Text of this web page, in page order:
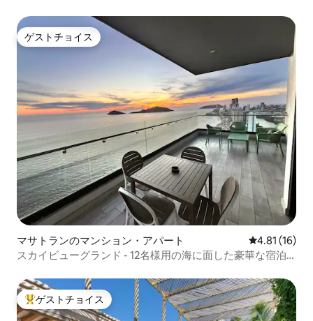
ゲストチョイス
ゲストチョイス
マサトランのマンション・アパート レビュー16
4.81 (16)
スカイビューグランド - 12名様用の海に面した豪華な宿泊
大好評のゲストチョイスです。
ゲストチョイス